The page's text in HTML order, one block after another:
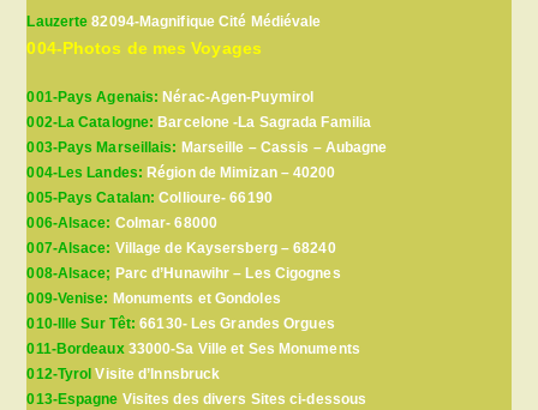
Lauzerte 82094-Magnifique Cité Médiévale
004-Photos de mes Voyages
001-Pays Agenais: Nérac-Agen-Puymirol
002-La Catalogne: Barcelone -La Sagrada Familia
003-Pays Marseillais: Marseille – Cassis – Aubagne
004-Les Landes: Région de Mimizan – 40200
005-Pays Catalan:Collioure- 66190
006-Alsace: Colmar- 68000
007-Alsace: Village de Kaysersberg – 68240
008-Alsace; Parc d’Hunawihr – Les Cigognes
009-Venise: Monuments et Gondoles
010-Ille Sur Têt:66130- Les Grandes Orgues
011-Bordeaux33000-Sa Ville et Ses Monuments
012-Tyrol Visite d’Innsbruck
013-Espagne Visites des divers Sites ci-dessous